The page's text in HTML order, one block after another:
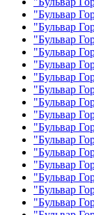
"Бульвар
"Бульвар
"Бульвар
"Бульвар
"Бульвар
"Бульвар
"Бульвар
"Бульвар
"Бульвар
"Бульвар
"Бульвар
"Бульвар
"Бульвар
"Бульвар
"Бульвар
"Бульвар